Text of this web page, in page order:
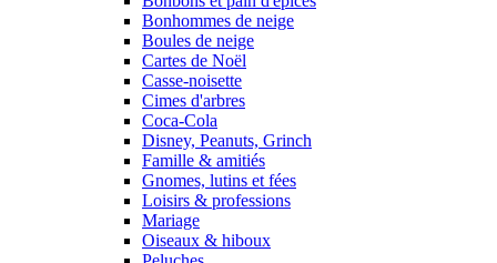
Bonhommes de neige
Boules de neige
Cartes de Noël
Casse-noisette
Cimes d'arbres
Coca-Cola
Disney, Peanuts, Grinch
Famille & amitiés
Gnomes, lutins et fées
Loisirs & professions
Mariage
Oiseaux & hiboux